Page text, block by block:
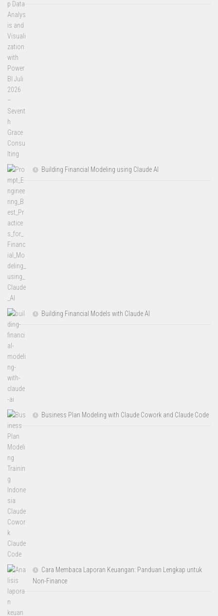
Building Financial Modeling using Claude AI
Building Financial Models with Claude AI
Business Plan Modeling with Claude Cowork and Claude Code
Cara Membaca Laporan Keuangan: Panduan Lengkap untuk
Non-Finance